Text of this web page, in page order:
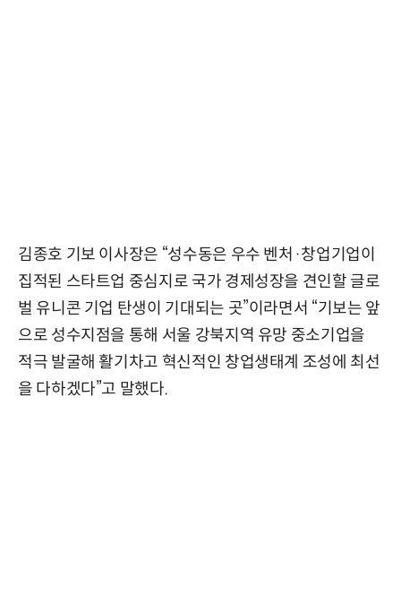
김종호 기보 이사장은 “성수동은 우수 벤처·창업기업이
집적된 스타트업 중심지로 국가 경제성장을 견인할 글로
벌 유니콘 기업 탄생이 기대되는 곳”이라면서 “기보는 앞
으로 성수지점을 통해 서울 강북지역 유망 중소기업을
적극 발굴해 활기차고 혁신적인 창업생태계 조성에 최선
을 다하겠다”고 말했다.